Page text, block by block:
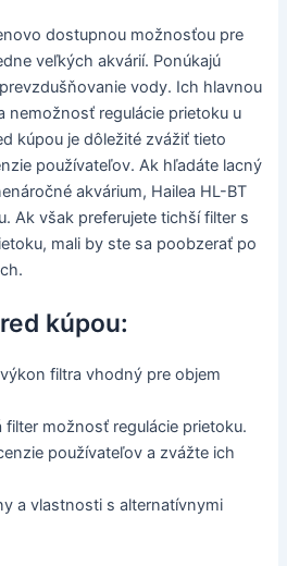
dostupnou možnosťou pre
veľkých akvárií. Ponúkajú
vody. Ich hlavnou
nemožnosť regulácie prietoku u
kúpou je dôležité zvážiť tieto
používateľov. Ak hľadáte lacný
akvárium, Hailea HL-BT
Ak však preferujete tichší filter s
mali by ste sa poobzerať po
kúpou:
filtra vhodný pre objem
filter možnosť regulácie prietoku.
používateľov a zvážte ich
a vlastnosti s alternatívnymi